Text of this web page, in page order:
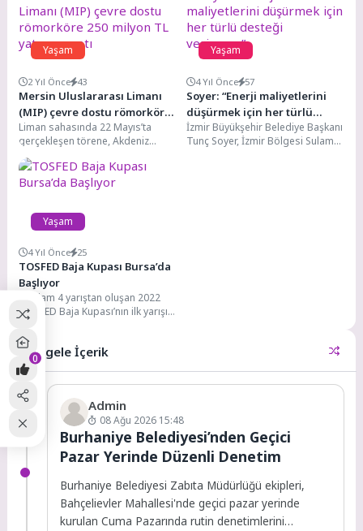
Yaşam
2 Yıl Önce 43
Mersin Uluslararası Limanı
(MIP) çevre dostu römorköre
250 milyon TL yatırım yaptı
Liman sahasında 22 Mayıs’ta
gerçekleşen törene, Akdeniz
Bölge Garnizon Komutanı
Tuğamiral Murat Fırat, Mersin
Vali...
Yaşam
4 Yıl Önce 57
Soyer: “Enerji maliyetlerini
düşürmek için her türlü
desteği veriyoruz”
İzmir Büyükşehir Belediye Başkanı
Tunç Soyer, İzmir Bölgesi Sulama
Yaşam
4 Yıl Önce 25
TOSFED Baja Kupası Bursa’da
Başlıyor
Toplam 4 yarıştan oluşan 2022
TOSFED Baja Kupası’nın ilk yarışı
Bursa Alternatif...
Rastgele İçerik
Admin
08 Ağu 2026 15:48
Burhaniye Belediyesi’nden Geçici
Pazar Yerinde Düzenli Denetim
Burhaniye Belediyesi Zabıta Müdürlüğü ekipleri,
Bahçelievler Mahallesi'nde geçici pazar yerinde
kurulan Cuma Pazarında rutin denetimlerini
0